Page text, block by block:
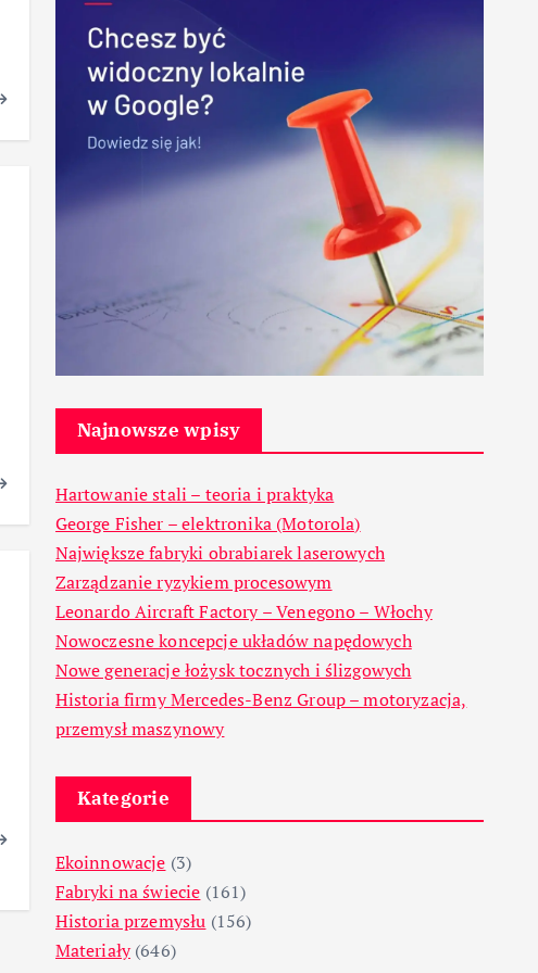
Najnowsze wpisy
Hartowanie stali – teoria i praktyka
George Fisher – elektronika (Motorola)
Największe fabryki obrabiarek laserowych
Zarządzanie ryzykiem procesowym
Leonardo Aircraft Factory – Venegono – Włochy
Nowoczesne koncepcje układów napędowych
Nowe generacje łożysk tocznych i ślizgowych
Historia firmy Mercedes-Benz Group – motoryzacja,
przemysł maszynowy
Kategorie
Ekoinnowacje (3)
Fabryki na świecie (161)
Historia przemysłu (156)
Materiały(646)